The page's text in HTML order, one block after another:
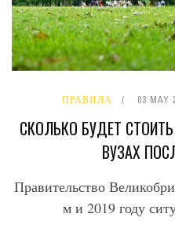
ПРАВИЛА 03 MAY
СКОЛЬКО БУДЕТ
ВУЗАХ
Правительство
м и 2019 году